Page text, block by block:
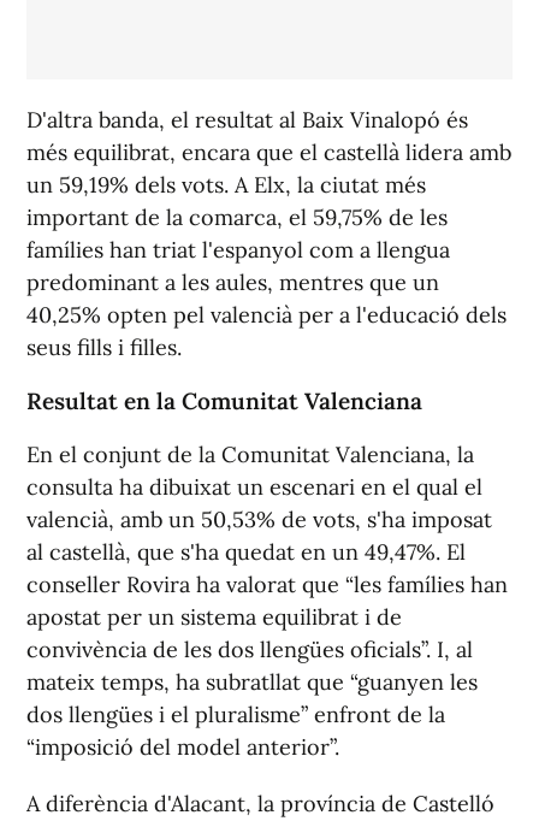
D'altra banda, el resultat al Baix Vinalopó és
més equilibrat, encara que el castellà lidera amb
un 59,19% dels vots. A Elx, la ciutat més
important de la comarca, el 59,75% de les
famílies han triat l'espanyol com a llengua
predominant a les aules, mentres que un
40,25% opten pel valencià per a l'educació dels
seus fills i filles.
Resultat en la Comunitat Valenciana
En el conjunt de la Comunitat Valenciana, la
consulta ha dibuixat un escenari en el qual el
valencià, amb un 50,53% de vots, s'ha imposat
al castellà, que s'ha quedat en un 49,47%. El
conseller Rovira ha valorat que “les famílies han
apostat per un sistema equilibrat i de
convivència de les dos llengües oficials”. I, al
mateix temps, ha subratllat que “guanyen les
dos llengües i el pluralisme” enfront de la
“imposició del model anterior”.
A diferència d'Alacant, la província de Castelló